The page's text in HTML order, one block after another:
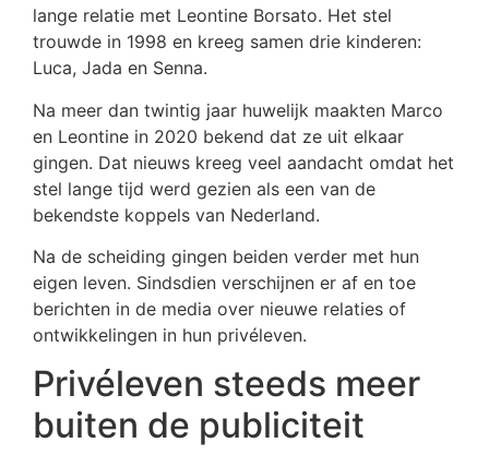
lange relatie met Leontine Borsato. Het stel
trouwde in 1998 en kreeg samen drie kinderen:
Luca, Jada en Senna.
Na meer dan twintig jaar huwelijk maakten Marco
en Leontine in 2020 bekend dat ze uit elkaar
gingen. Dat nieuws kreeg veel aandacht omdat het
stel lange tijd werd gezien als een van de
bekendste koppels van Nederland.
Na de scheiding gingen beiden verder met hun
eigen leven. Sindsdien verschijnen er af en toe
berichten in de media over nieuwe relaties of
ontwikkelingen in hun privéleven.
Privéleven steeds meer
buiten de publiciteit